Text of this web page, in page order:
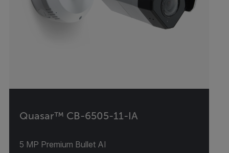
Quasar™ CB-6505-11-IA
5 MP Premium Bullet AI